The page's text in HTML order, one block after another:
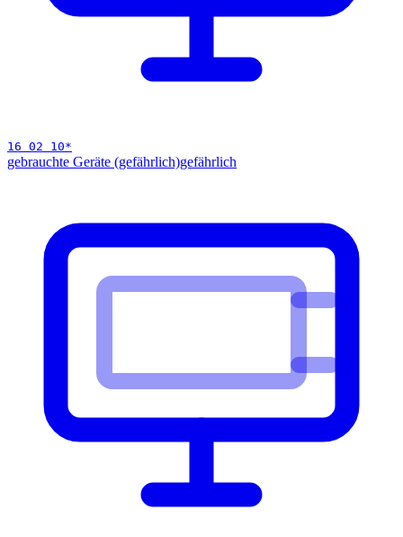
16 02 10*
gebrauchte Geräte (gefährlich)gefährlich